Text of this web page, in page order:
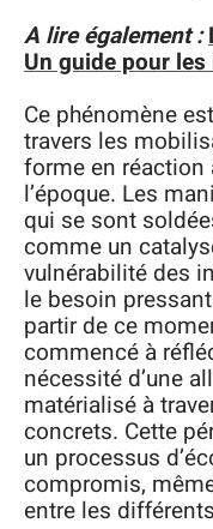
A lire également :
Un guide pour
Ce phénomène
travers les
forme en
l’époque. Les
qui se sont
comme un
vulnérabilité des
le besoin
partir de ce
commencé à
nécessité d’une
matérialisé à
concrets. Cette
un processus
compromis,
entre les